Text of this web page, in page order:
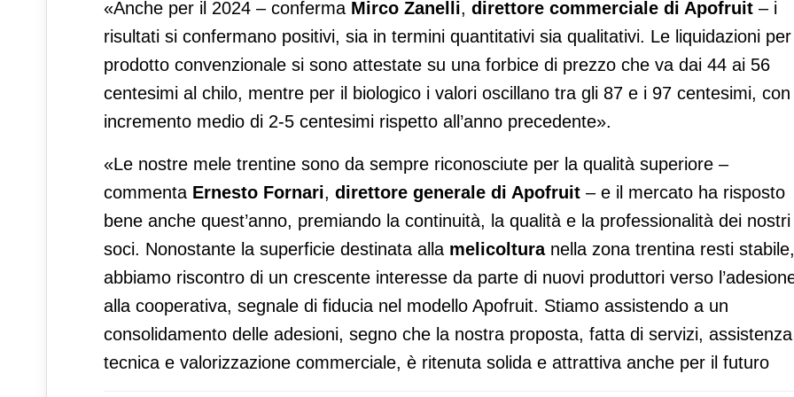
«Anche per il 2024 – conferma Mirco Zanelli, direttore commerciale di Apofruit – i
risultati si confermano positivi, sia in termini quantitativi sia qualitativi. Le liquidazioni per
prodotto convenzionale si sono attestate su una forbice di prezzo che va dai 44 ai 56
centesimi al chilo, mentre per il biologico i valori oscillano tra gli 87 e i 97 centesimi, con
incremento medio di 2-5 centesimi rispetto all’anno precedente».
«Le nostre mele trentine sono da sempre riconosciute per la qualità superiore –
commenta Ernesto Fornari, direttore generale di Apofruit – e il mercato ha risposto
bene anche quest’anno, premiando la continuità, la qualità e la professionalità dei nostri
soci. Nonostante la superficie destinata alla melicoltura nella zona trentina resti stabile,
abbiamo riscontro di un crescente interesse da parte di nuovi produttori verso
alla cooperativa, segnale di fiducia nel modello Apofruit. Stiamo assistendo a un
consolidamento delle adesioni, segno che la nostra proposta, fatta di servizi, assistenza
tecnica e valorizzazione commerciale, è ritenuta solida e attrattiva anche per il futuro